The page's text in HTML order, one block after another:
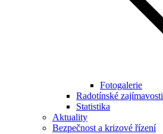
Fotogalerie
Radotínské zajímavosti
Statistika
Aktuality
Bezpečnost a krizové řízení